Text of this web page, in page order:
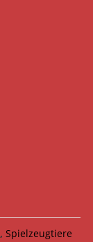
, Spielzeugtiere